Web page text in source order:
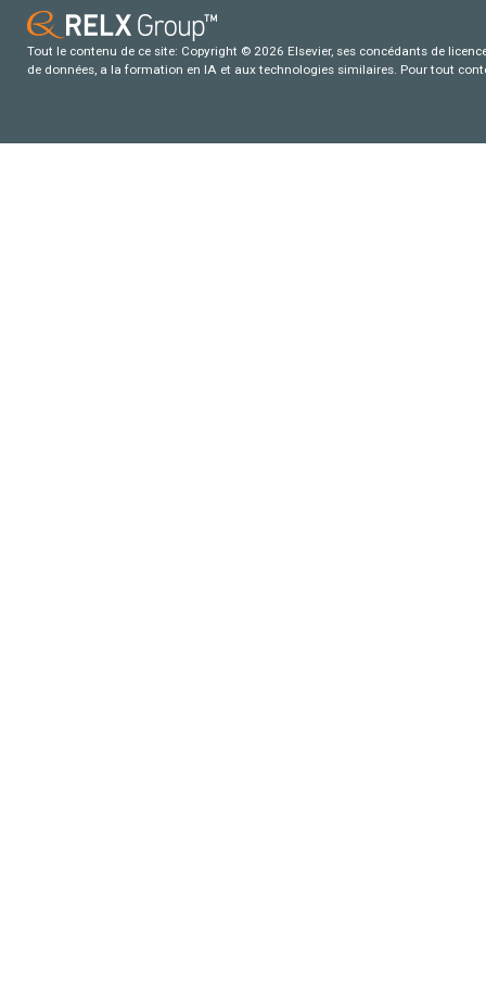
Tout le contenu de ce site: Copyright © 2026 Elsevier, ses concédants de
de données, a la formation en IA et aux technologies similaires. Pour tout